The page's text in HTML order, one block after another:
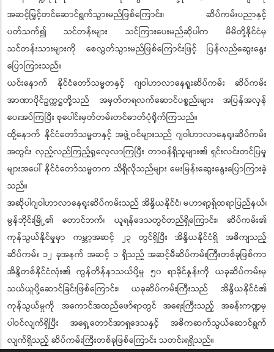
အဆင့်မြှင့်တင်ဆောင်ရွက်သွားမည်ဖြစ်ကြောင်း၊ ဆိပ်ကမ်းပညာနှင့်
ပတ်သက်၍ သင်တန်းများ သင်ကြားပေးမည်ဆိုပါက မိမိတို့နိုင်ငံမှ
သင်တန်းသားများကို စေလွှတ်သွားမည်ဖြစ်ကြောင်းဖြင့် ပြန်လည်ဆွေးနွေး
ပြောကြားသည်။
ယင်းနောက် နိုင်ငံတော်သမ္မတနှင့် ဂျဝါဟာလာနေရူးဆိပ်ကမ်း ဆိပ်ကမ်း
အာဏာပိုင်ဥက္ကဋ္ဌတို့သည် အမှတ်တရလက်ဆောင်ပစ္စည်းများ အပြန်အလှန်
ပေးအပ်ကြပြီး စုပေါင်းမှတ်တမ်းတင်ဓာတ်ပုံရိုက်ကြသည်။
ထို့နောက် နိုင်ငံတော်သမ္မတနှင့် အဖွဲ့ဝင်များသည် ဂျဝါဟာလာနေရူးဆိပ်ကမ်း
အတွင်း လှည့်လည်ကြည့်ရှုလေ့လာကြပြီး တာဝန်ရှိသူများ၏ ရှင်းလင်းတင်ပြမှု
များအပေါ် နိုင်ငံတော်သမ္မတက သိရှိလိုသည်များ မေးမြန်းဆွေးနွေးပြောကြားခဲ့
သည်။
အဆိုပါဂျဝါဟာလာနေရူးဆိပ်ကမ်းသည် အိန္ဒိယနိုင်ငံ၊ မဟာရာ့ရှ်ထရာပြည်နယ်၊
မွန်ဘိုင်းမြို့၏ တောင်ဘက်၊ ယူရန်ဒေသတွင်တည်ရှိကြောင်း၊ ဆိပ်ကမ်း၏
ကုန်သွယ်နိုင်မှုမှာ ကမ္ဘာ့အဆင့် ၂၃ တွင်ရှိပြီး အိန္ဒိယနိုင်ငံရှိ အဓိကျသည့်
ဆိပ်ကမ်း ၁၂ ခုအနက် အဆင့် ၁ ရှိသည့် အဆင့်မီဆိပ်ကမ်းကြီးတစ်ခုဖြစ်ကာ
အိန္ဒိတစ်နိုင်ငံလုံး၏ ကွန်တိန်နာသယ်ပို့မှု ၅၀ ရာခိုင်နှုန်းကို ယခုဆိပ်ကမ်းမှ
သယ်ယူပို့ဆောင်ခြင်းဖြစ်ကြောင်း၊ ယခုဆိပ်ကမ်းကြီးသည် အိန္ဒိယနိုင်ငံ၏
ကုန်သွယ်မှုကို အကောင်အထည်ဖော်ရာတွင် အရေးကြီးသည့် အခန်းကဏ္ဍမှ
ပါဝင်လျက်ရှိပြီး အရှေ့တောင်အာရှဒေသနှင့် အဓိကဆက်သွယ်ဆောင်ရွက်
လျက်ရှိသည့် ဆိပ်ကမ်းကြီးတစ်ခုဖြစ်ကြောင်း သတင်းရရှိသည်။